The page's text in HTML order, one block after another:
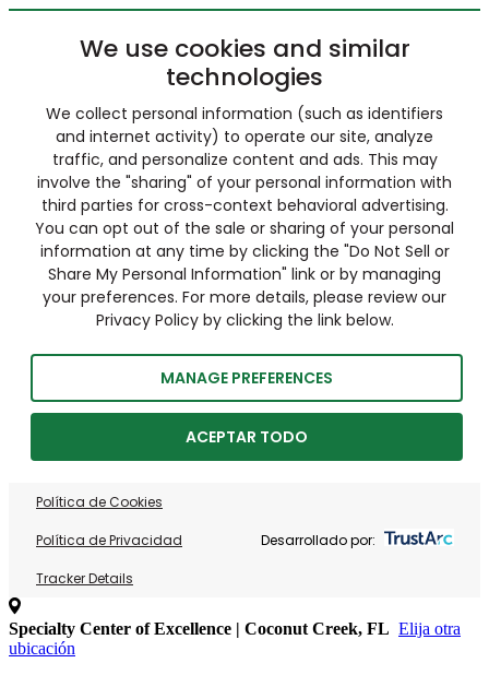
We use cookies and similar
technologies
We collect personal information (such as identifiers
and internet activity) to operate our site, analyze
traffic, and personalize content and ads. This may
involve the "sharing" of your personal information with
third parties for cross-context behavioral advertising.
You can opt out of the sale or sharing of your personal
information at any time by clicking the "Do Not Sell or
Share My Personal Information" link or by managing
your preferences. For more details, please review our
Privacy Policy by clicking the link below.
MANAGE PREFERENCES
ACEPTAR TODO
Política de Cookies
Política de Privacidad
Tracker Details
Desarrollado por:
Specialty Center of Excellence | Coconut Creek, FL Elija otra
ubicación